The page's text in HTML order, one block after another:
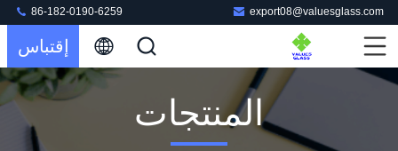
export08@valuesglass.com
86-182-0190-6259
إقتباس
المنتجات